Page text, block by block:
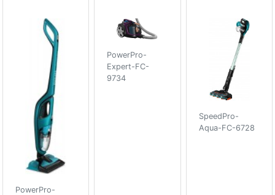
PowerPro-
PowerPro-
Expert-FC-
9734
SpeedPro-
Aqua-FC-6728